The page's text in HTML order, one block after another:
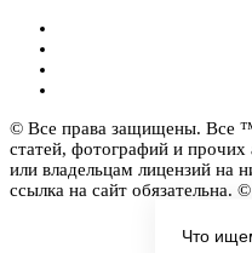
© Все права защищены. Все
статей, фотографий и прочих
или владельцам лицензий на
ссылка на сайт обязательна.